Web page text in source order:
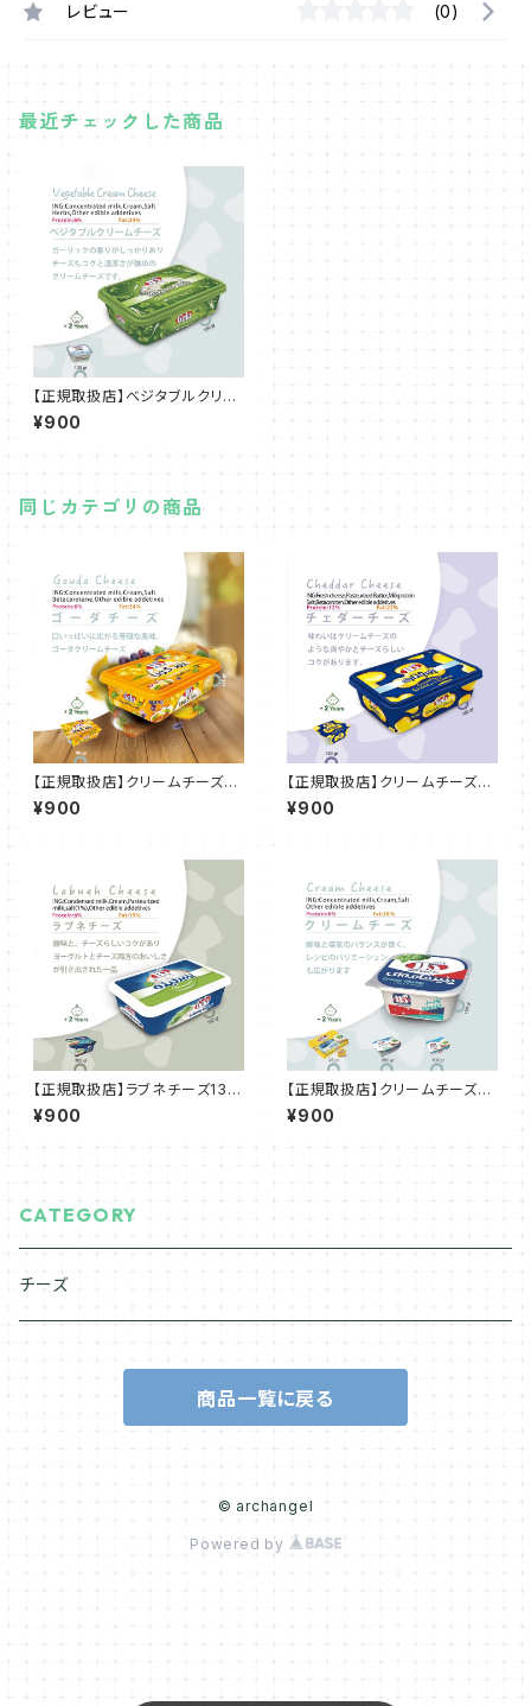
レビュー (0)
最近チェックした商品
【正規取扱店】ベジタブルクリー
ムチーズ150ｇ
¥900
同じカテゴリの商品
【正規取扱店】クリームチーズゴ
ーダ風味150ｇ
¥900
【正規取扱店】クリームチーズチ
ェダー風味150ｇ
¥900
【正規取扱店】ラブネチーズ130
ｇ
¥900
【正規取扱店】クリームチーズ20
0ｇ
¥900
CATEGORY
チーズ
商品一覧に戻る
© archangel
Powered by